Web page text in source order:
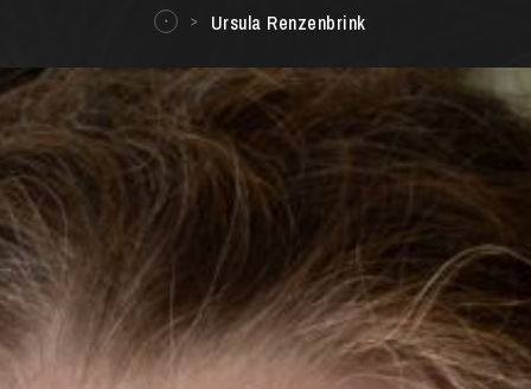
Dienstag 18 Aug. 2026
Ursula Renzenbrink